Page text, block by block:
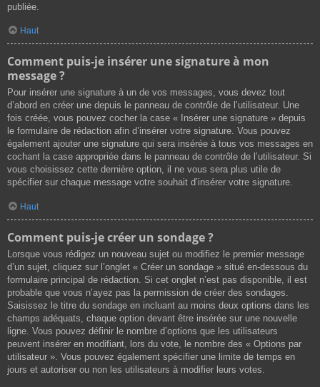
publiée.
Haut
Comment puis-je insérer une signature à mon
message ?
Pour insérer une signature à un de vos messages, vous devez tout
d’abord en créer une depuis le panneau de contrôle de l’utilisateur. Une
fois créée, vous pouvez cocher la case « Insérer une signature » depuis
le formulaire de rédaction afin d’insérer votre signature. Vous pouvez
également ajouter une signature qui sera insérée à tous vos messages en
cochant la case appropriée dans le panneau de contrôle de l’utilisateur. Si
vous choisissez cette dernière option, il ne vous sera plus utile de
spécifier sur chaque message votre souhait d’insérer votre signature.
Haut
Comment puis-je créer un sondage ?
Lorsque vous rédigez un nouveau sujet ou modifiez le premier message
d’un sujet, cliquez sur l’onglet « Créer un sondage » situé en-dessous du
formulaire principal de rédaction. Si cet onglet n’est pas disponible, il est
probable que vous n’ayez pas la permission de créer des sondages.
Saisissez le titre du sondage en incluant au moins deux options dans les
champs adéquats, chaque option devant être insérée sur une nouvelle
ligne. Vous pouvez définir le nombre d’options que les utilisateurs
peuvent insérer en modifiant, lors du vote, le nombre des « Options par
utilisateur ». Vous pouvez également spécifier une limite de temps en
jours et autoriser ou non les utilisateurs à modifier leurs votes.